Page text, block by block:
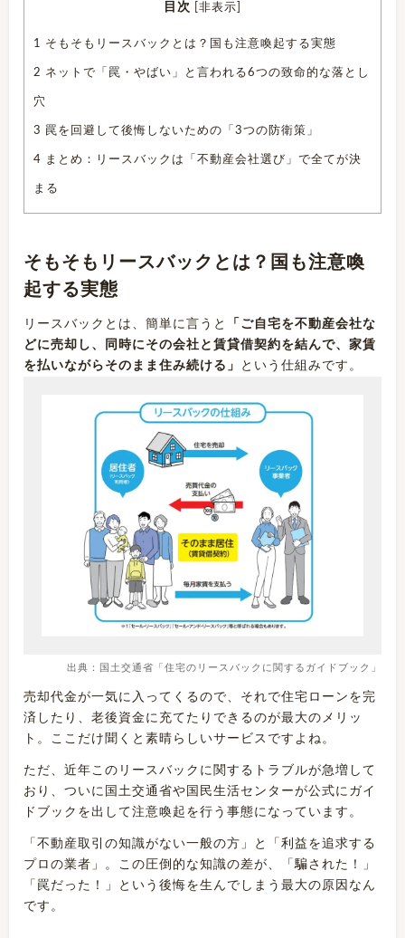
目次 非表示
1 そもそもリースバックとは？国も注意喚起する実態
2 ネットで「罠・やばい」と言われる6つの致命的な落とし
穴
3 罠を回避して後悔しないための「3つの防衛策」
4 まとめ：リースバックは「不動産会社選び」で全てが決
まる
そもそもリースバックとは？国も注意喚
起する実態
リースバックとは、簡単に言うと
「ご自宅を不動産会社な
どに売却し、同時にその会社と賃貸借契約を結んで、家賃
を払いながらそのまま住み続ける」
という仕組みです。
出典： 国土交通省「住宅のリースバックに関するガイドブック」
売却代金が一気に入ってくるので、それで住宅ローンを完
済したり、老後資金に充てたりできるのが最大のメリッ
ト。ここだけ聞くと素晴らしいサービスですよね。
ただ、近年このリースバックに関するトラブルが急増して
おり、ついに国土交通省や国民生活センターが公式にガイ
ドブックを出して注意喚起を行う事態になっています。
「不動産取引の知識がない一般の方」と「利益を追求する
プロの業者」。この圧倒的な知識の差が、「騙された！」
「罠だった！」という後悔を生んでしまう最大の原因なん
です。